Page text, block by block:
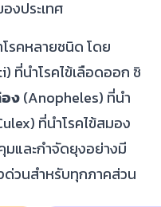
งประเทศ
โรคหลายชนิด โดย
ที่นำโรคไข้เลือดออก ชิ
ง(Anopheles) ที่นำ
ที่นำโรคไข้สมอง
มและกำจัดยุงอย่างมี
ด่วนสำหรับทุกภาคส่วน